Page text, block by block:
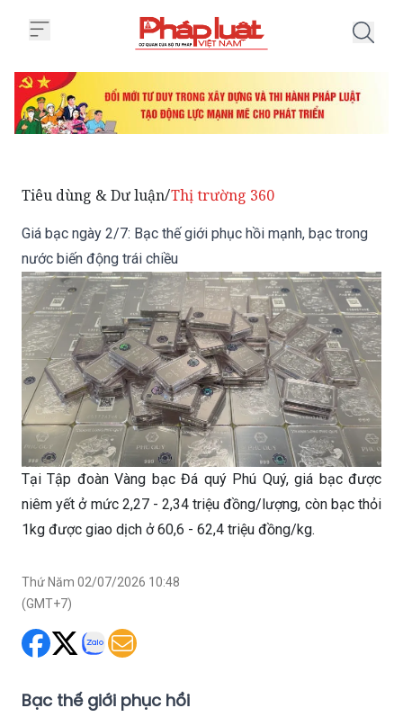
Tiêu dùng & Dư luận/Thị trường 360
Giá bạc ngày 2/7: Bạc thế giới phục hồi mạnh, bạc trong
nước biến động trái chiều
Tại Tập đoàn Vàng bạc Đá quý Phú Quý, giá bạc được
niêm yết ở mức 2,27 - 2,34 triệu đồng/lượng, còn bạc thỏi
1kg được giao dịch ở 60,6 - 62,4 triệu đồng/kg.
Thứ Năm 02/07/2026 10:48
(GMT+7)
Bạc thế giới phục hồi